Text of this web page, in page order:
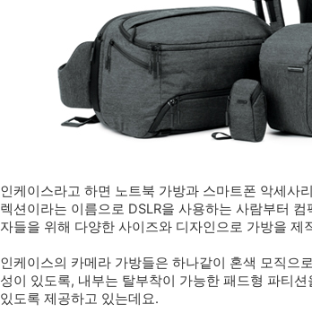
인케이스라고 하면 노트북 가방과 스마트폰 악세사
렉션이라는 이름으로 DSLR을 사용하는 사람부터
자들을 위해 다양한 사이즈와 디자인으로 가방을 제
인케이스의 카메라 가방들은 하나같이 혼색 모직으
성이 있도록, 내부는 탈부착이 가능한 패드형 파티
있도록 제공하고 있는데요.